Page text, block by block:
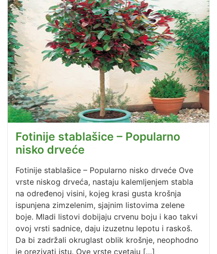
Fotinije stablašice – Popularno
nisko drveće
Fotinije stablašice – Popularno nisko drveće Ove
vrste niskog drveća, nastaju kalemljenjem stabla
na određenoj visini, kojeg krasi gusta krošnja
ispunjena zimzelenim, sjajnim listovima zelene
boje. Mladi listovi dobijaju crvenu boju i kao takvi
ovoj vrsti sadnice, daju izuzetnu lepotu i raskoš.
Da bi zadržali okruglast oblik krošnje, neophodno
je orezivati istu. Ove vrste cvetaju […]